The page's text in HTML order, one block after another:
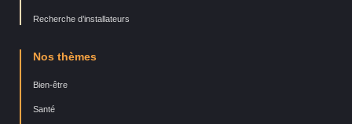
Recherche d’installateurs
Nos thèmes
Bien-être
Santé